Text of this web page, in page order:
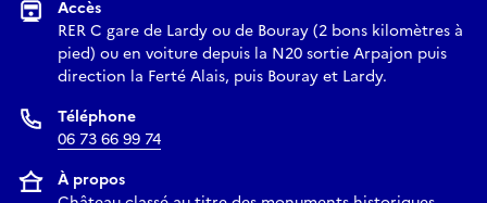
Accès
RER C gare de Lardy ou de Bouray (2 bons kilomètres à
pied) ou en voiture depuis la N20 sortie Arpajon puis
direction la Ferté Alais, puis Bouray et Lardy.
Téléphone
06 73 66 99 74
À propos